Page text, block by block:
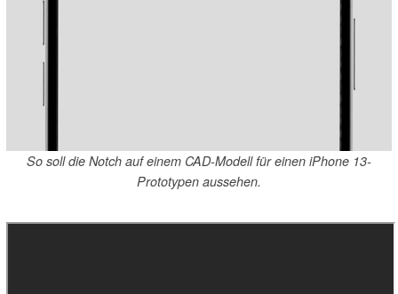
So soll die Notch auf einem CAD-Modell für einen iPhone 13-
Prototypen aussehen.